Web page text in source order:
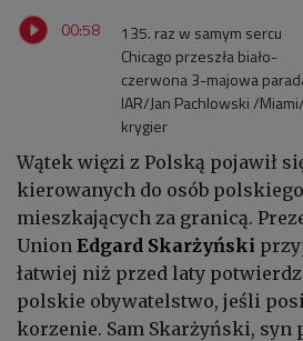
00:58
135. raz w samym sercu
Chicago przeszła biało-
czerwona 3-majowa
IAR/Jan Pachlowski /
krygier
Wątek więzi z Polską pojawił
kierowanych do osób
mieszkających za granicą.
Union Edgard Skarżyński
łatwiej niż przed laty
polskie obywatelstwo, jeśli
korzenie. Sam Skarżyński,